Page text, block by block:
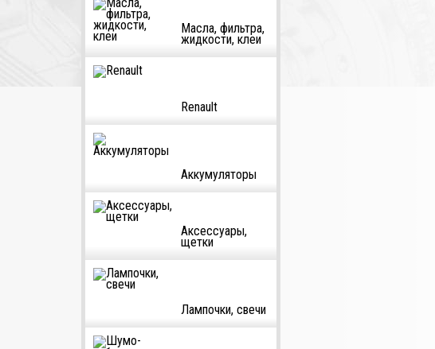
Масла, фильтра,
жидкости, клеи
Renault
Аккумуляторы
Аксессуары,
щетки
Лампочки, свечи